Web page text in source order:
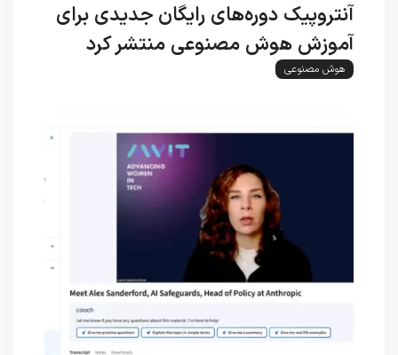
آنتروپیک دوره‌های رایگان جدیدی برای
آموزش هوش مصنوعی منتشر کرد
هوش مصنوعی